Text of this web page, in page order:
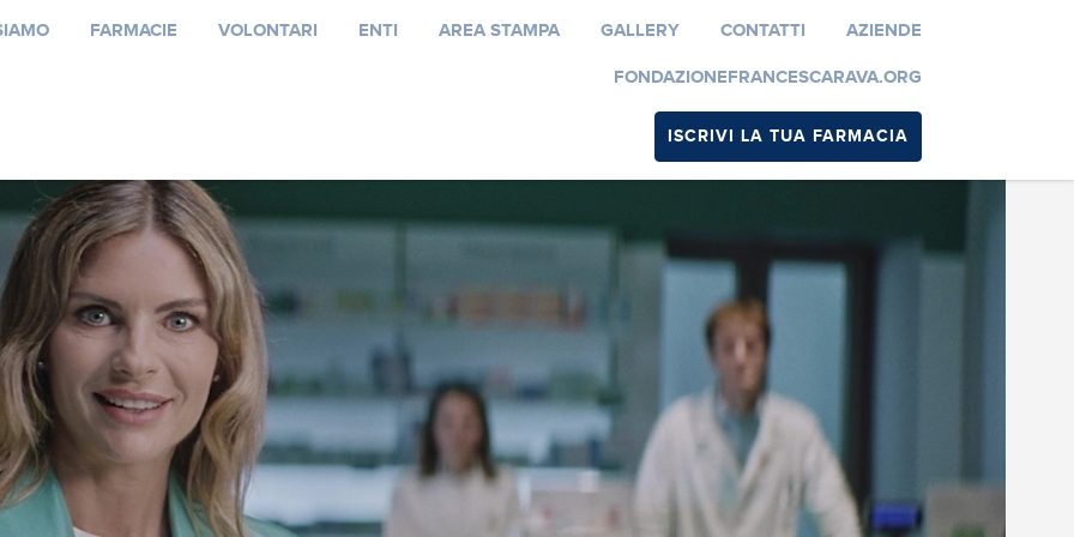
FARMACIE VOLONTARI ENTI AREA STAMPA GALLERY CONTATTI AZIENDE
FONDAZIONEFRANCESCARAVA.ORG
ISCRIVI LA TUA FARMACIA